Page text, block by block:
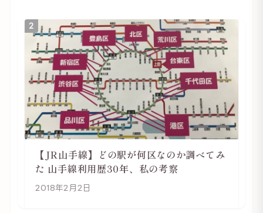
2
【JR山手線】どの駅が何区なのか調べてみ
た 山手線利用歴30年、私の考察
2018年2月2日